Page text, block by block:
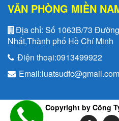
VĂN PHÒNG MIỀN
Địa chỉ: Số 1063B/73
Nhất,Thành phố Hồ Chí Minh
Điện thoại:0913499922
Email:luatsudfc@gmail.com
Copyright by Công